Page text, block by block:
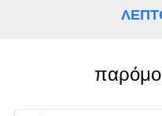
ΑΠΌΣΠΑΣΜΑ